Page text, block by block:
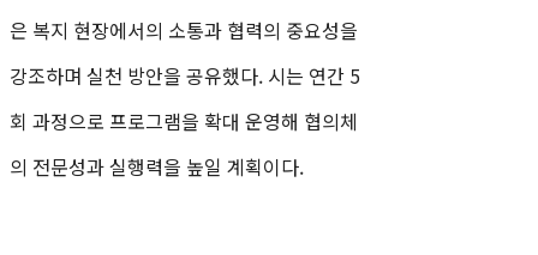
은 복지 현장에서의 소통과 협력의 중요성을
강조하며 실천 방안을 공유했다. 시는 연간 5
회 과정으로 프로그램을 확대 운영해 협의체
의 전문성과 실행력을 높일 계획이다.